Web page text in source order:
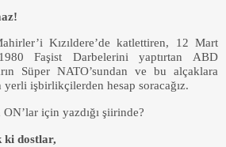
Kızıldere’de katlettiren, 12 Mart
Faşist Darbelerini yaptırtan ABD
Süper NATO’sundan ve bu alçaklara
yerli işbirlikçilerden hesap soracağız.
için yazdığı şiirinde?
ki dostlar,